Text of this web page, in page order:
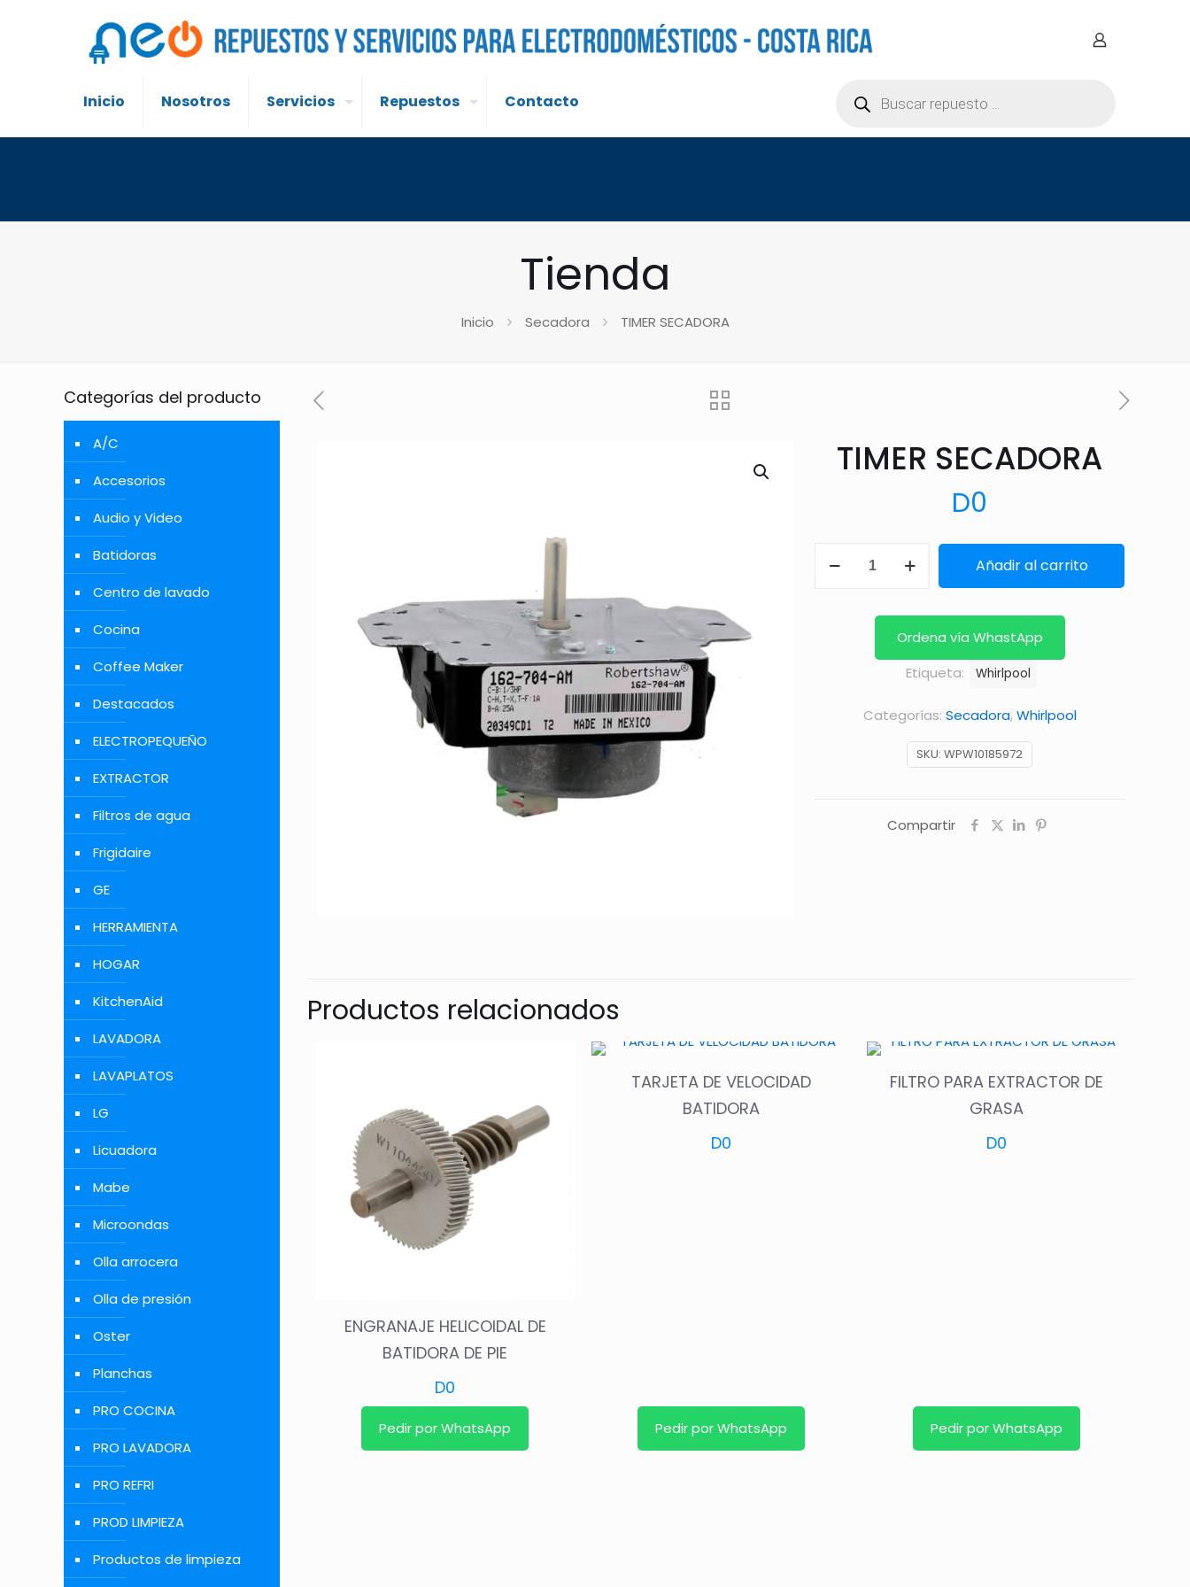
Inicio Nosotros Servicios Repuestos Contacto
productos
Tienda
Inicio Secadora TIMER SECADORA
TIMER SECADORA
D0
Añadir al carrito
Ordena vía WhastApp
SKU:WPW10185972
Categorías: Secadora,Whirlpool
Etiqueta: Whirlpool
Compartir
Productos relacionados
ENGRANAJE HELICOIDAL DE
BATIDORA DE PIE
D0
Pedir por WhatsApp
TARJETA DE VELOCIDAD
BATIDORA
D0
Pedir por WhatsApp
FILTRO PARA EXTRACTOR DE
GRASA
D0
Pedir por WhatsApp
Categorías del producto
A/C
Accesorios
Audio y Video
Batidoras
Centro de lavado
Cocina
Coffee Maker
Destacados
ELECTROPEQUEÑO
EXTRACTOR
Filtros de agua
Frigidaire
GE
HERRAMIENTA
HOGAR
KitchenAid
LAVADORA
LAVAPLATOS
LG
Licuadora
Mabe
Microondas
Olla arrocera
Olla de presión
Oster
Planchas
PRO COCINA
PRO LAVADORA
PRO REFRI
PROD LIMPIEZA
Productos de limpieza